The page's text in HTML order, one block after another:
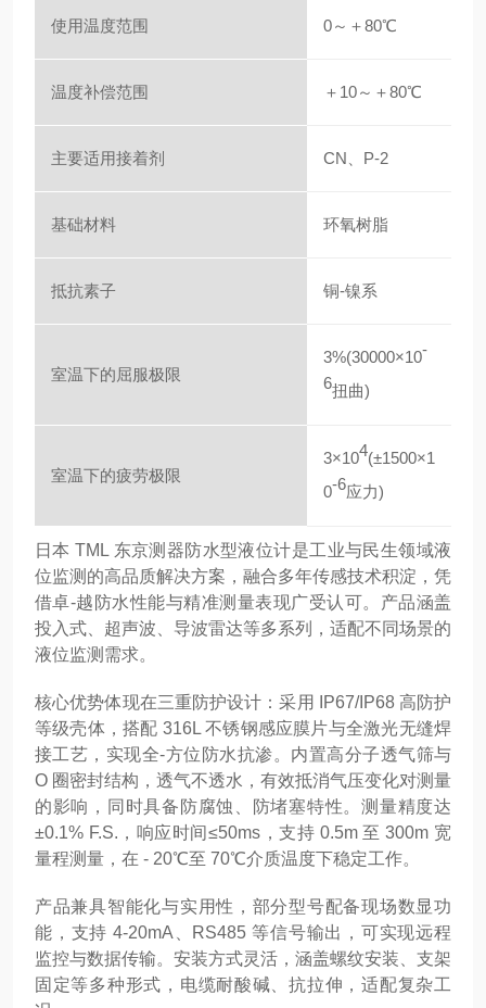
使用温度范围 0～＋80℃
温度补偿范围 ＋10～＋80℃
主要适用接着剂 CN、P-2
基础材料 环氧树脂
抵抗素子 铜-镍系
室温下的屈服极限
3%(30000×10-
6扭曲)
室温下的疲劳极限
3×104(±1500×1
0-6应力)
日本 TML 东京测器防水型液位计是工业与民生领域液
位监测的高品质解决方案，融合多年传感技术积淀，凭
借卓-越防水性能与精准测量表现广受认可。产品涵盖
投入式、超声波、导波雷达等多系列，适配不同场景的
液位监测需求。
核心优势体现在三重防护设计：采用 IP67/IP68 高防护
等级壳体，搭配 316L 不锈钢感应膜片与全激光无缝焊
接工艺，实现全-方位防水抗渗。内置高分子透气筛与
O 圈密封结构，透气不透水，有效抵消气压变化对测量
的影响，同时具备防腐蚀、防堵塞特性。测量精度达
±0.1% F.S.，响应时间≤50ms，支持 0.5m 至 300m 宽
量程测量，在 - 20℃至 70℃介质温度下稳定工作。
产品兼具智能化与实用性，部分型号配备现场数显功
能，支持 4-20mA、RS485 等信号输出，可实现远程
监控与数据传输。安装方式灵活，涵盖螺纹安装、支架
固定等多种形式，电缆耐酸碱、抗拉伸，适配复杂工